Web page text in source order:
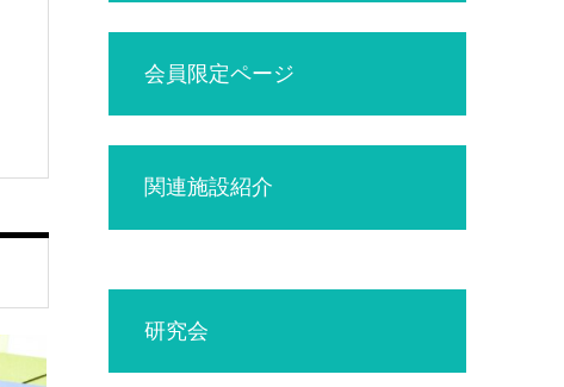
会員限定ページ
関連施設紹介
研究会